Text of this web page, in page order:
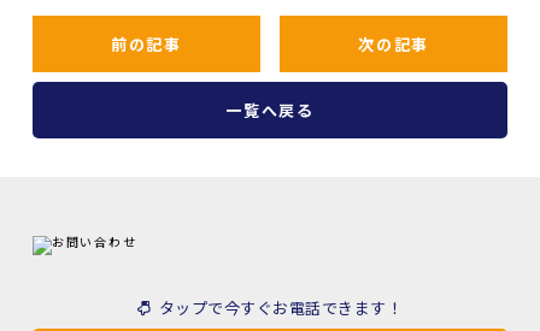
前の記事 次の記事
一覧へ戻る
タップで今すぐお電話できます！